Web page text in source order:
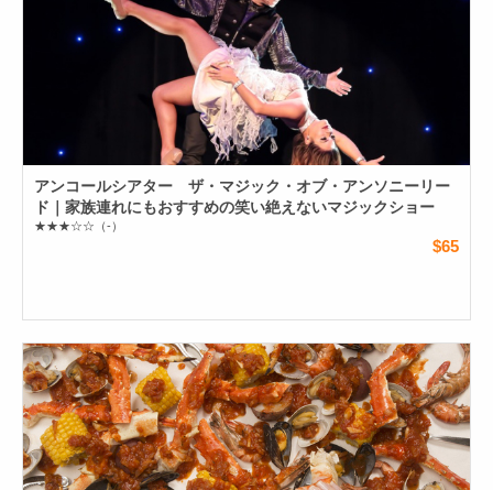
アンコールシアター ザ・マジック・オブ・アンソニーリー
ド｜家族連れにもおすすめの笑い絶えないマジックショー
★★★☆☆ （-）
$65